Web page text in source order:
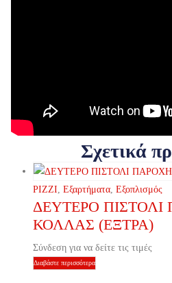
Σχετικά
PIZZI Εξαρτήματα, Εξοπλισμός
ΔΕΥΤΕΡΟ
ΚΟΛΛΑΣ (ΕΞΤΡΑ)
Σύνδεση για να δείτε τις τιμές
Διαβάστε περισσότερα